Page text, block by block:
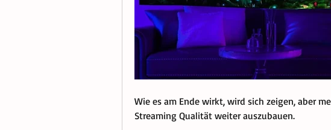
Wie es am Ende wirkt, wird sich zeigen, aber
Streaming Qualität weiter auszubauen.